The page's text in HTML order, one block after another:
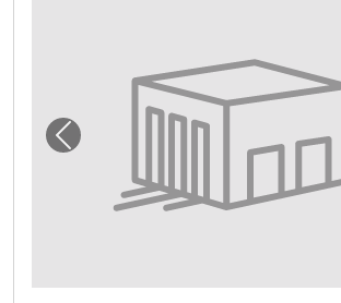
Vorheriges Bild für